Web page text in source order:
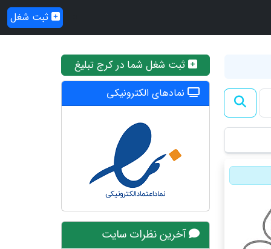
ثبت شغل
ثبت شغل شما در کرج تبلیغ
نمادهای الکترونیکی
آخرین نظرات سایت